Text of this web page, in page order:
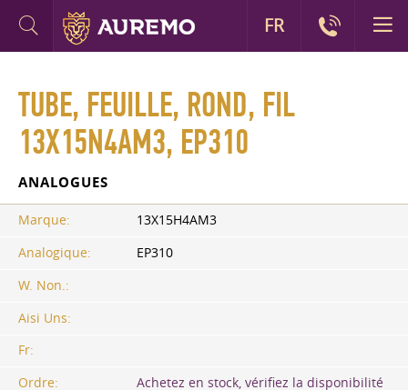
TUBE, FEUILLE, ROND, FIL
13X15N4AM3, EP310
ANALOGUES
Marque:
13X15H4AM3
Analogique:
EP310
W. Non.:
Aisi Uns:
Fr:
Ordre:
Achetez en stock, vérifiez la disponibilité
FR